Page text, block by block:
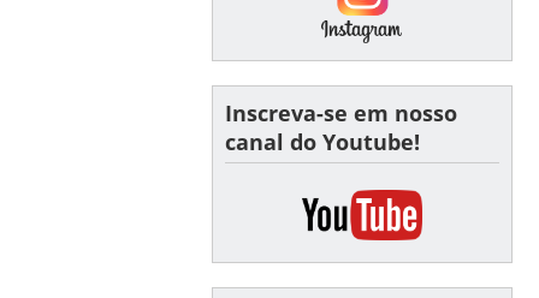
Inscreva-se em nosso
canal do Youtube!